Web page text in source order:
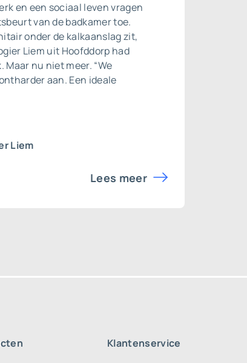
en een sociaal leven vragen
van de badkamer toe.
onder de kalkaanslag zit,
Liem uit Hoofddorp had
nu niet meer. “We
aan. Een ideale
Liem
Lees meer
Klantenservice